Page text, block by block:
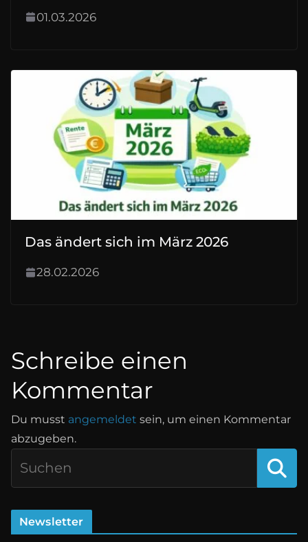
01.03.2026
Das ändert sich im März 2026
28.02.2026
Schreibe einen
Kommentar
Du musst angemeldet sein, um einen Kommentar
abzugeben.
Newsletter